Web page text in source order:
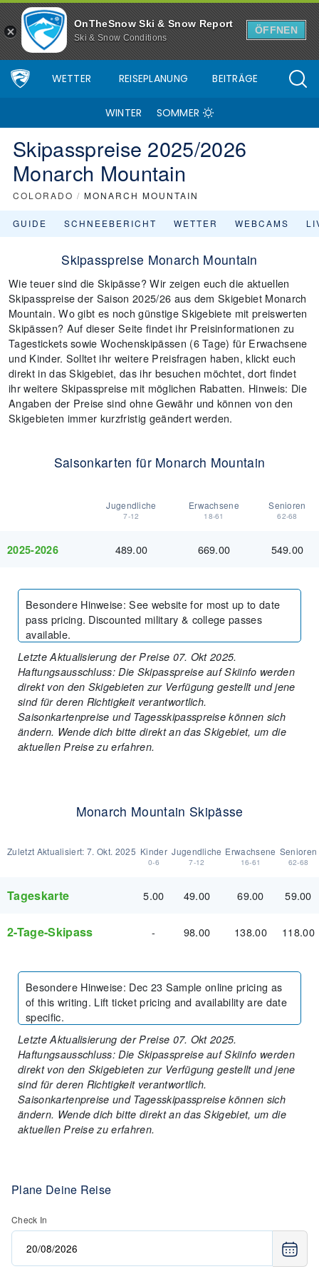
OnTheSnow Ski & Snow Report
Ski & Snow Conditions
ÖFFNEN
WETTER REISEPLANUNG BEITRÄGE
WINTER SOMMER
Skipasspreise 2025/2026
Monarch Mountain
COLORADO / MONARCH MOUNTAIN
GUIDE SCHNEEBERICHT WETTER WEBCAMS
Skipasspreise Monarch Mountain
Wie teuer sind die Skipässe? Wir zeigen euch die aktuellen
Skipasspreise der Saison 2025/26 aus dem Skigebiet Monarch
Mountain. Wo gibt es noch günstige Skigebiete mit preiswerten
Skipässen? Auf dieser Seite findet ihr Preisinformationen zu
Tagestickets sowie Wochenskipässen (6 Tage) für Erwachsene
und Kinder. Solltet ihr weitere Preisfragen haben, klickt euch
direkt in das Skigebiet, das ihr besuchen möchtet, dort findet
ihr weitere Skipasspreise mit möglichen Rabatten. Hinweis: Die
Angaben der Preise sind ohne Gewähr und können von den
Skigebieten immer kurzfristig geändert werden.
Saisonkarten für Monarch Mountain
Jugendliche
7-12
Erwachsene
18-61
Senioren
62-68
2025-2026 489.00 669.00 549.00
Besondere Hinweise:See website for most up to date
pass pricing. Discounted military & college passes
available.
Letzte Aktualisierung der Preise 07. Okt 2025.
Haftungsausschluss: Die Skipasspreise auf Skiinfo werden
direkt von den Skigebieten zur Verfügung gestellt und jene
sind für deren Richtigkeit verantwortlich.
Saisonkartenpreise und Tagesskipasspreise können sich
ändern. Wende dich bitte direkt an das Skigebiet, um die
aktuellen Preise zu erfahren.
Monarch Mountain Skipässe
Zuletzt Aktualisiert:7. Okt. 2025 Kinder
0-6
Jugendliche
7-12
Erwachsene
16-61
Senioren
62-68
Tageskarte 5.00 49.00 69.00 59.00
2-Tage-Skipass - 98.00 138.00 118.00
Besondere Hinweise: Dec 23 Sample online pricing as
of this writing. Lift ticket pricing and availability are date
specific.
Letzte Aktualisierung der Preise 07. Okt 2025.
Haftungsausschluss: Die Skipasspreise auf Skiinfo werden
direkt von den Skigebieten zur Verfügung gestellt und jene
sind für deren Richtigkeit verantwortlich.
Saisonkartenpreise und Tagesskipasspreise können sich
ändern. Wende dich bitte direkt an das Skigebiet, um die
aktuellen Preise zu erfahren.
Plane Deine Reise
Check In